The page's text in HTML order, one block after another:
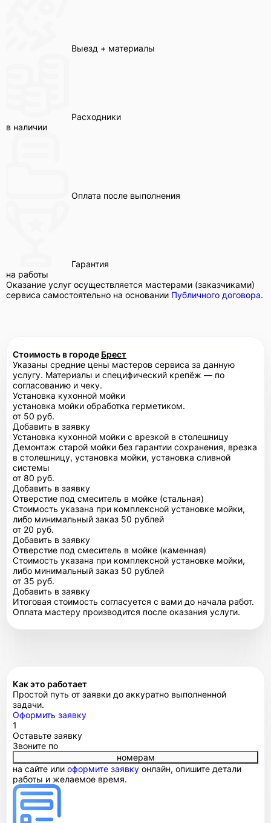
Выезд + материалы
Расходники
в наличии
Оплата после выполнения
Гарантия
на работы
Оказание услуг осуществляется мастерами (заказчиками)
сервиса самостоятельно на основании Публичного договора.
Стоимость в городе Брест
Указаны средние цены мастеров сервиса за данную
услугу. Материалы и специфический крепёж — по
согласованию и чеку.
Установка кухонной мойки
установка мойки обработка герметиком.
от 50 руб.
Добавить в заявку
Установка кухонной мойки с врезкой в столешницу
Демонтаж старой мойки без гарантии сохранения, врезка
в столешницу, установка мойки, установка сливной
системы
от 80 руб.
Добавить в заявку
Отверстие под смеситель в мойке (стальная)
Стоимость указана при комплексной установке мойки,
либо минимальный заказ 50 рублей
от 20 руб.
Добавить в заявку
Отверстие под смеситель в мойке (каменная)
Стоимость указана при комплексной установке мойки,
либо минимальный заказ 50 рублей
от 35 руб.
Добавить в заявку
Итоговая стоимость согласуется с вами до начала работ.
Оплата мастеру производится после оказания услуги.
Как это работает
Простой путь от заявки до аккуратно выполненной
задачи.
Оформить заявку
1
Оставьте заявку
Звоните по
номерам
на сайте или оформите заявку онлайн, опишите детали
работы и желаемое время.